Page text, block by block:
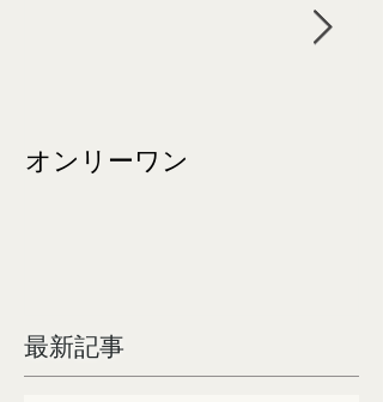
オンリーワン
最新記事